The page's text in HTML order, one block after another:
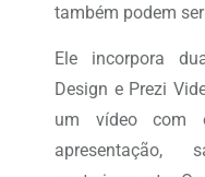
também podem
Ele incorpora
Design e Prezi
um vídeo com
apresentação,